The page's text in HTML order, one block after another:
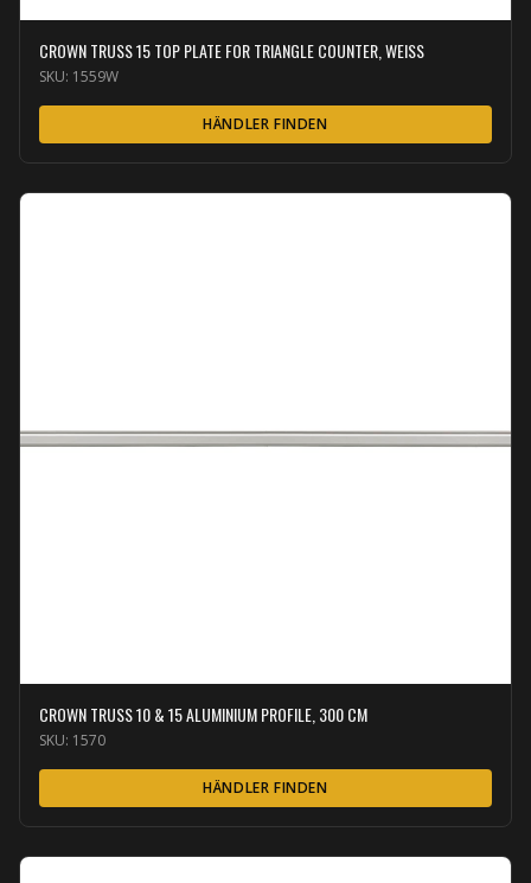
CROWN TRUSS 15 TOP PLATE FOR TRIANGLE COUNTER, WEISS
SKU: 1559W
HÄNDLER FINDEN
CROWN TRUSS 10 & 15 ALUMINIUM PROFILE, 300 CM
SKU: 1570
HÄNDLER FINDEN